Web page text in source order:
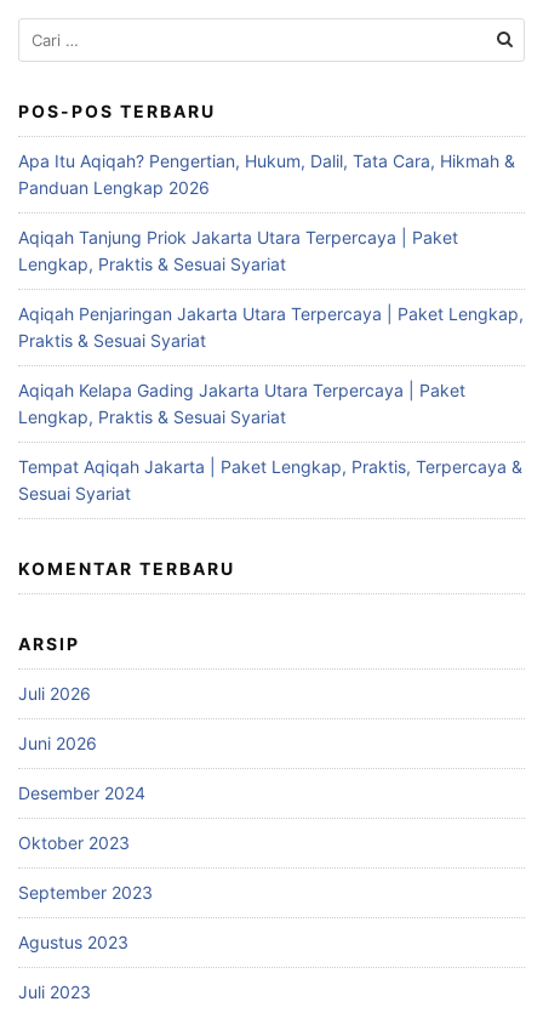
Cari
untuk:
POS-POS TERBARU
Apa Itu Aqiqah? Pengertian, Hukum, Dalil, Tata Cara, Hikmah &
Panduan Lengkap 2026
Aqiqah Tanjung Priok Jakarta Utara Terpercaya | Paket
Lengkap, Praktis & Sesuai Syariat
Aqiqah Penjaringan Jakarta Utara Terpercaya | Paket Lengkap,
Praktis & Sesuai Syariat
Aqiqah Kelapa Gading Jakarta Utara Terpercaya | Paket
Lengkap, Praktis & Sesuai Syariat
Tempat Aqiqah Jakarta | Paket Lengkap, Praktis, Terpercaya &
Sesuai Syariat
KOMENTAR TERBARU
ARSIP
Juli 2026
Juni 2026
Desember 2024
Oktober 2023
September 2023
Agustus 2023
Juli 2023